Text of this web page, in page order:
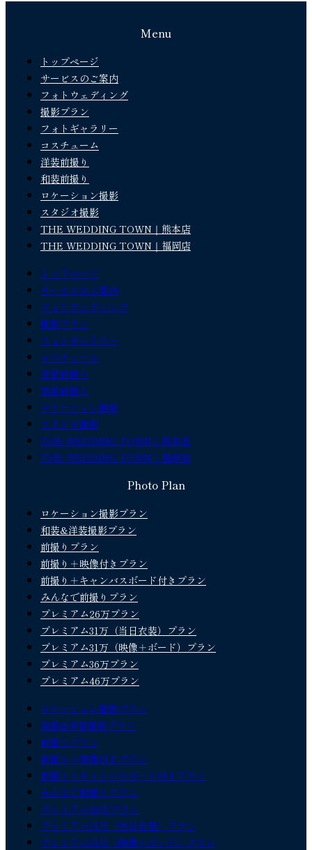
Menu
トップページ
サービスのご案内
フォトウェディング
撮影プラン
フォトギャラリー
コスチューム
洋装前撮り
和装前撮り
ロケーション撮影
スタジオ撮影
THE WEDDING TOWN｜熊本店
THE WEDDING TOWN｜福岡店
トップページ
サービスのご案内
フォトウェディング
撮影プラン
フォトギャラリー
コスチューム
洋装前撮り
和装前撮り
ロケーション撮影
スタジオ撮影
THE WEDDING TOWN｜熊本店
THE WEDDING TOWN｜福岡店
Photo Plan
ロケーション撮影プラン
和装&洋装撮影プラン
前撮りプラン
前撮り＋映像付きプラン
前撮り＋キャンバスボード付きプラン
みんなで前撮りプラン
プレミアム26万プラン
プレミアム31万（当日衣装）プラン
プレミアム31万（映像＋ボード）プラン
プレミアム36万プラン
プレミアム46万プラン
ロケーション撮影プラン
和装&洋装撮影プラン
前撮りプラン
前撮り＋映像付きプラン
前撮り＋キャンバスボード付きプラン
みんなで前撮りプラン
プレミアム26万プラン
プレミアム31万（当日衣装）プラン
プレミアム31万（映像＋ボード）プラン